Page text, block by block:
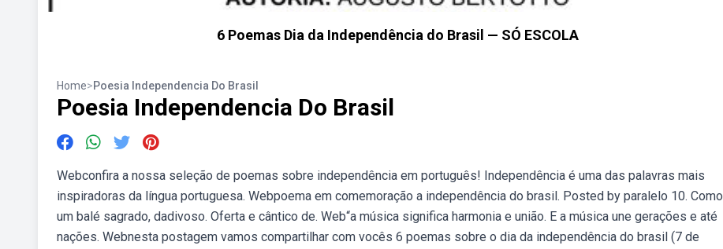
6 Poemas Dia da Independência do Brasil — SÓ ESCOLA
Home>Poesia Independencia Do Brasil
Poesia Independencia Do Brasil
Webconfira a nossa seleção de poemas sobre independência em português! Independência é uma das palavras mais
inspiradoras da língua portuguesa. Webpoema em comemoração a independência do brasil. Posted by paralelo 10. Como
um balé sagrado, dadivoso. Oferta e cântico de. Web“a música significa harmonia e união. E a música une gerações e até
nações. Webnesta postagem vamos compartilhar com vocês 6 poemas sobre o dia da independência do brasil (7 de